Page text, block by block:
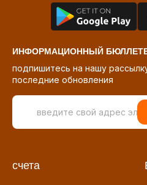
ИНФОРМАЦИОННЫЙ
подпишитесь на нашу
последние обновления
счета